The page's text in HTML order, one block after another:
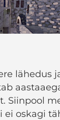
lähedus
Siinpool
oskagi